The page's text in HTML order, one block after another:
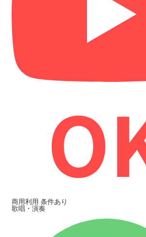
商用利用 条件あり
歌唱・演奏